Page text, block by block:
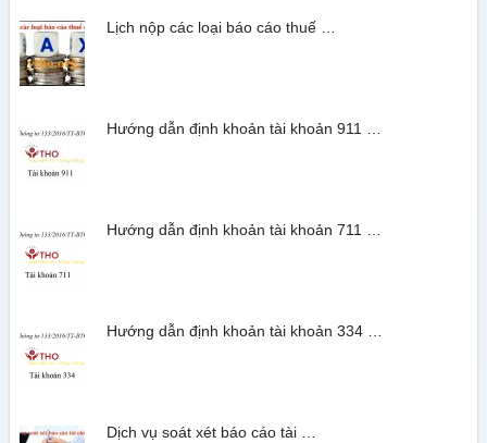
Lịch nộp các loại báo cáo thuế …
Hướng dẫn định khoản tài khoản 911 …
Hướng dẫn định khoản tài khoản 711 …
Hướng dẫn định khoản tài khoản 334 …
Dịch vụ soát xét báo cáo tài …